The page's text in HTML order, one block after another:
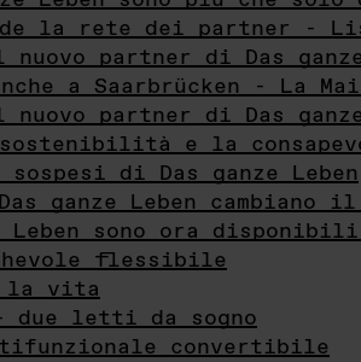
la rete dei partner -
partner di Das ganze
a Saarbrücken - La
partner di Das ganze
sostenibilità e la
di Das ganze Leben
ganze Leben cambiano
sono ora disponibili
flessibile
la vita
– due letti da sogno
convertibile